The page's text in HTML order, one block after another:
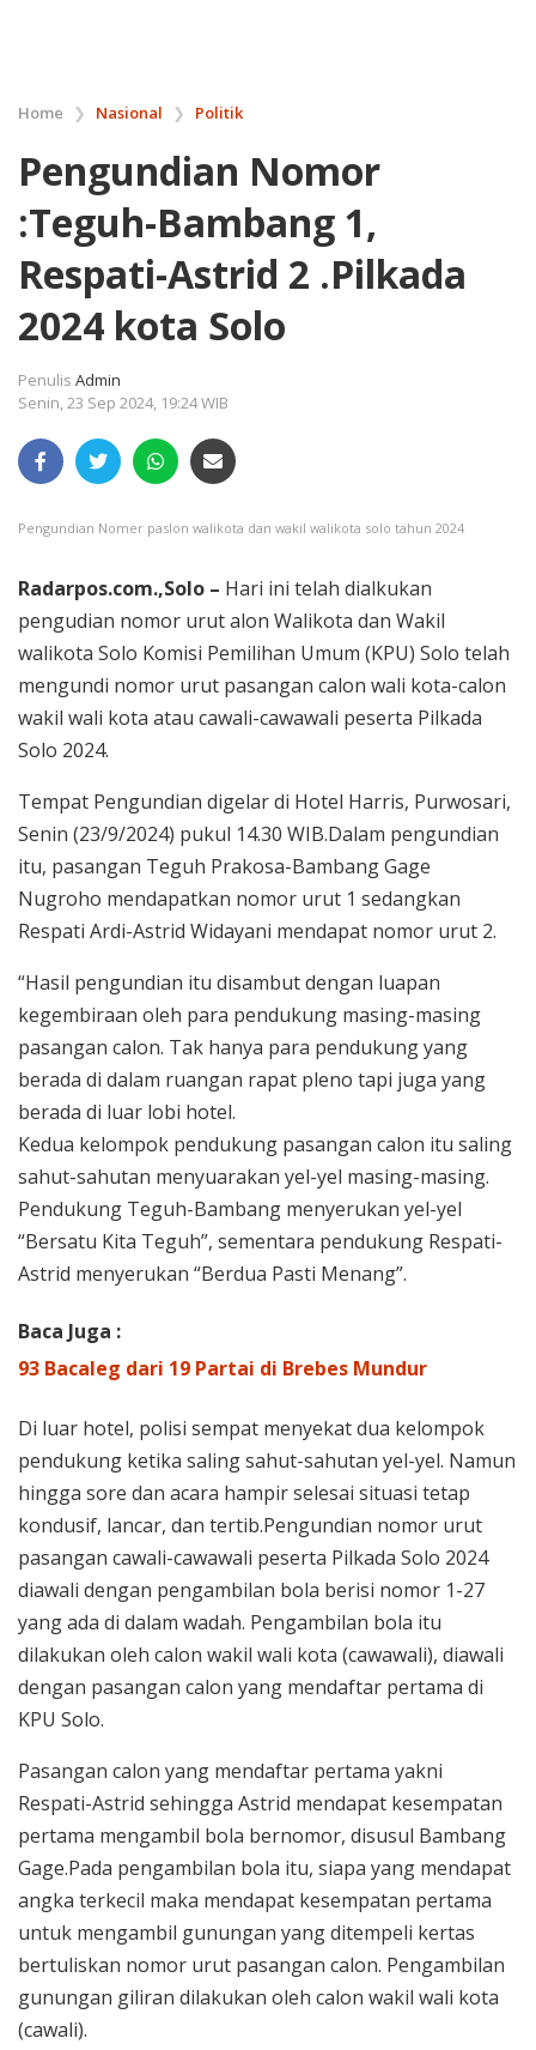
Home ❯ Nasional ❯ Politik
Pengundian Nomor
:Teguh-Bambang 1,
Respati-Astrid 2 .Pilkada
2024 kota Solo
Penulis Admin
Senin, 23 Sep 2024, 19:24 WIB
Pengundian Nomer paslon walikota dan wakil walikota solo tahun 2024
Radarpos.com.,Solo – Hari ini telah dialkukan
pengudian nomor urut alon Walikota dan Wakil
walikota Solo Komisi Pemilihan Umum (KPU) Solo telah
mengundi nomor urut pasangan calon wali kota-calon
wakil wali kota atau cawali-cawawali peserta Pilkada
Solo 2024.
Tempat Pengundian digelar di Hotel Harris, Purwosari,
Senin (23/9/2024) pukul 14.30 WIB.Dalam pengundian
itu, pasangan Teguh Prakosa-Bambang Gage
Nugroho mendapatkan nomor urut 1 sedangkan
Respati Ardi-Astrid Widayani mendapat nomor urut 2.
“Hasil pengundian itu disambut dengan luapan
kegembiraan oleh para pendukung masing-masing
pasangan calon. Tak hanya para pendukung yang
berada di dalam ruangan rapat pleno tapi juga yang
berada di luar lobi hotel.
Kedua kelompok pendukung pasangan calon itu saling
sahut-sahutan menyuarakan yel-yel masing-masing.
Pendukung Teguh-Bambang menyerukan yel-yel
“Bersatu Kita Teguh”, sementara pendukung Respati-
Astrid menyerukan “Berdua Pasti Menang”.
Baca Juga :
93 Bacaleg dari 19 Partai di Brebes Mundur
Di luar hotel, polisi sempat menyekat dua kelompok
pendukung ketika saling sahut-sahutan yel-yel. Namun
hingga sore dan acara hampir selesai situasi tetap
kondusif, lancar, dan tertib.Pengundian nomor urut
pasangan cawali-cawawali peserta Pilkada Solo 2024
diawali dengan pengambilan bola berisi nomor 1-27
yang ada di dalam wadah. Pengambilan bola itu
dilakukan oleh calon wakil wali kota (cawawali), diawali
dengan pasangan calon yang mendaftar pertama di
KPU Solo.
Pasangan calon yang mendaftar pertama yakni
Respati-Astrid sehingga Astrid mendapat kesempatan
pertama mengambil bola bernomor, disusul Bambang
Gage.Pada pengambilan bola itu, siapa yang mendapat
angka terkecil maka mendapat kesempatan pertama
untuk mengambil gunungan yang ditempeli kertas
bertuliskan nomor urut pasangan calon. Pengambilan
gunungan giliran dilakukan oleh calon wakil wali kota
(cawali).